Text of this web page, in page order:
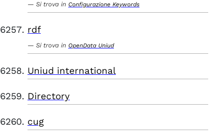
Si trova in Configurazione Keywords
rdf
Si trova in OpenData Uniud
Uniud international
Directory
cug